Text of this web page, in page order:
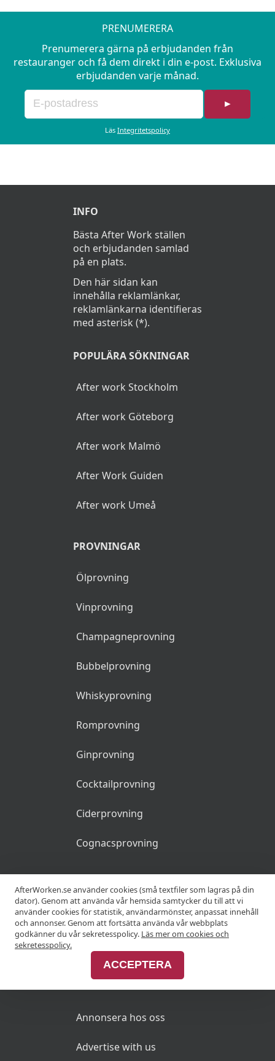
PRENUMERERA
Prenumerera gärna på erbjudanden från
restauranger och få dem direkt i din e-post. Exklusiva
erbjudanden varje månad.
►
Läs Integritetspolicy
INFO
Bästa After Work ställen
och erbjudanden samlad
på en plats.
Den här sidan kan
innehålla reklamlänkar,
reklamlänkarna identifieras
med asterisk (*).
POPULÄRA SÖKNINGAR
After work Stockholm
After work Göteborg
After work Malmö
After Work Guiden
After work Umeå
PROVNINGAR
Ölprovning
Vinprovning
Champagneprovning
Bubbelprovning
Whiskyprovning
Romprovning
Ginprovning
Cocktailprovning
Ciderprovning
Cognacsprovning
KRÖGARE
Anslut din restaurang
Annonsera hos oss
Advertise with us
AfterWorken.se använder cookies (små textfiler som lagras på din
dator). Genom att använda vår hemsida samtycker du till att vi
använder cookies för statistik, användarmönster, anpassat innehåll
och annonser. Genom att fortsätta använda vår webbplats
godkänner du vår sekretesspolicy. Läs mer om cookies och
sekretesspolicy.
ACCEPTERA